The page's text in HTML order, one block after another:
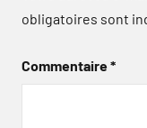
obligatoires sont
Commentaire*